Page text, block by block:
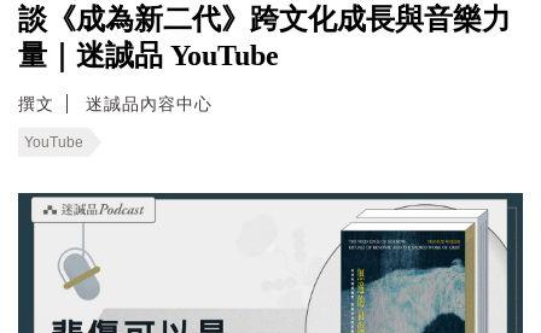
談《成為新二代》跨文化成長與音樂力
量｜迷誠品 YouTube
撰文 迷誠品內容中心
YouTube